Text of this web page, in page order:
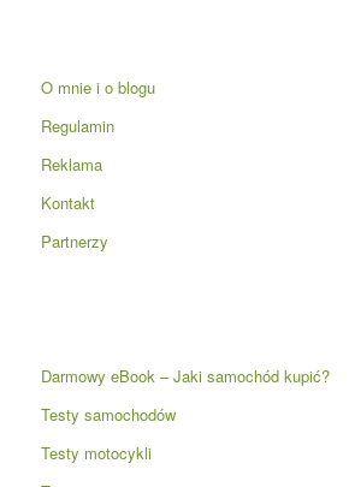
O mnie i o blogu
Regulamin
Reklama
Kontakt
Partnerzy
Darmowy eBook – Jaki samochód kupić?
Testy samochodów
Testy motocykli